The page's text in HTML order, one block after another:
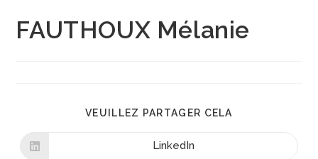
FAUTHOUX Mélanie
VEUILLEZ PARTAGER CELA
LinkedIn